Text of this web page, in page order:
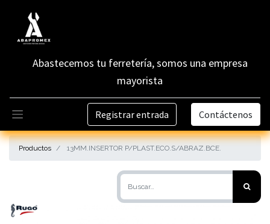
Abastecemos tu ferretería, somos una empresa
mayorista
Registrar entrada Contáctenos
Productos 13MM.INSERTOR P/PLAST.ECO.S/ABRAZ.BCE.